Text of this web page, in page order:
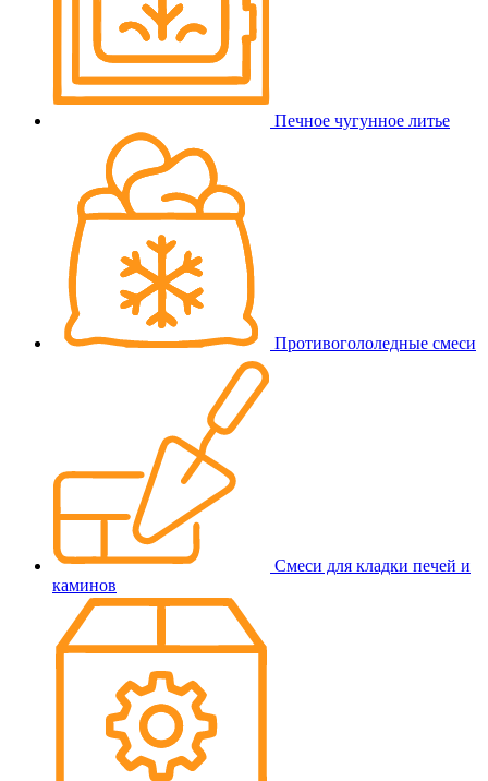
Печное чугунное литье
Противогололедные смеси
Смеси для кладки печей и
каминов